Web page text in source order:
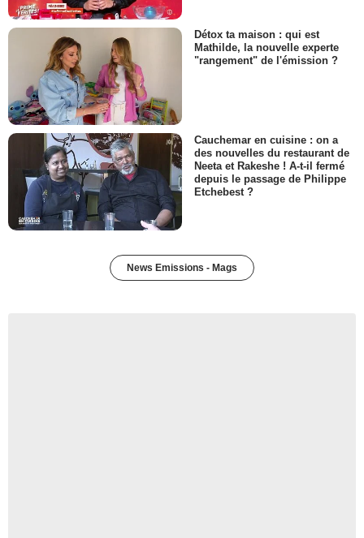
Détox ta maison : qui est
Mathilde, la nouvelle experte
"rangement" de l'émission ?
Cauchemar en cuisine : on a
des nouvelles du restaurant de
Neeta et Rakeshe ! A-t-il fermé
depuis le passage de Philippe
Etchebest ?
News Emissions - Mags